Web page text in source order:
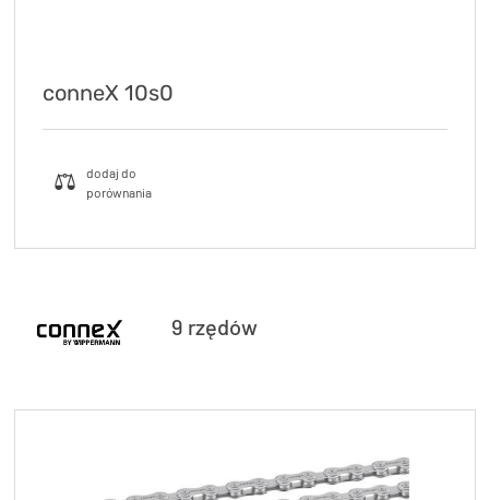
conneX 10s0
9 rzędów